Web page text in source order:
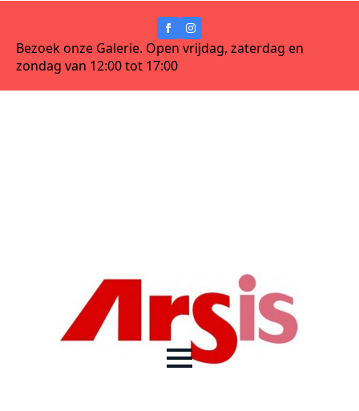
Bezoek onze Galerie. Open vrijdag, zaterdag en
zondag van 12:00 tot 17:00